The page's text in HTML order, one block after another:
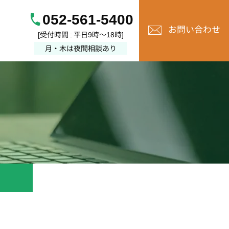
052-561-5400
[受付時間 : 平日9時～18時]
月・木は夜間相談あり
お問い合わせ